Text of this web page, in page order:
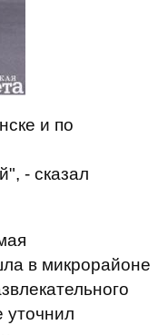
и по
- сказал
в микрорайоне
уточнил